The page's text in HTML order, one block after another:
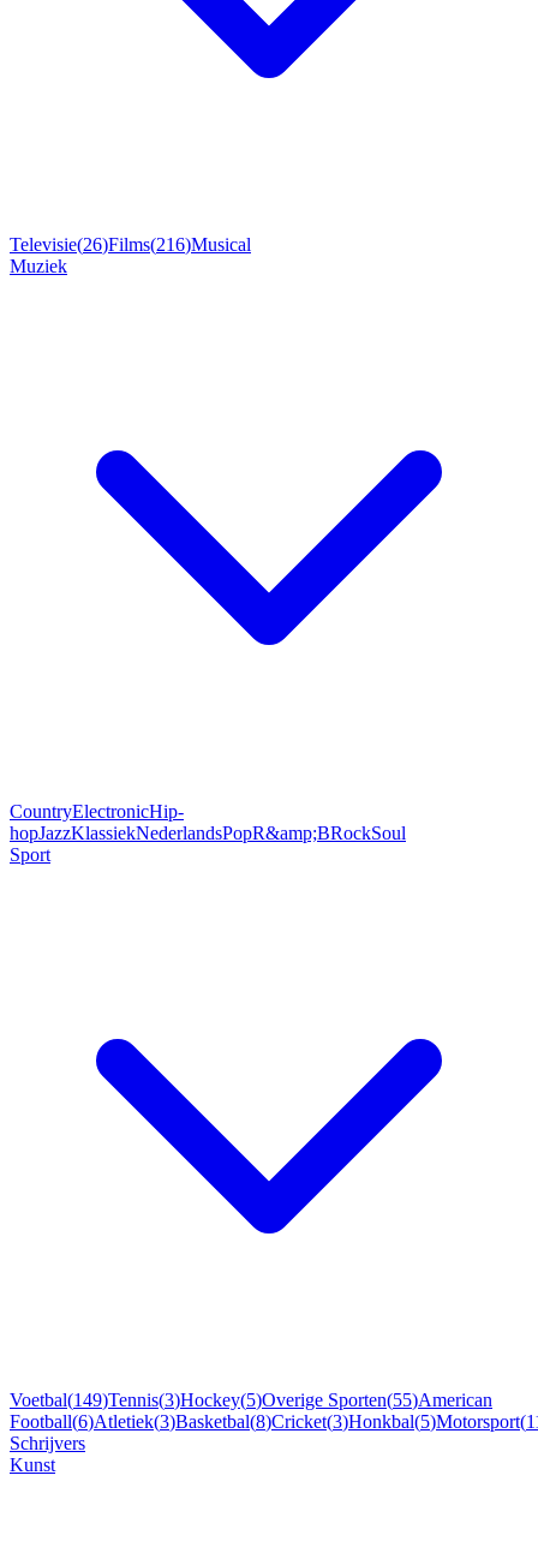
Televisie(26)Films(216)Musical
Muziek
CountryElectronicHip-
hopJazzKlassiekNederlandsPopR&amp;BRockSoul
Sport
Voetbal(149)Tennis(3)Hockey(5)Overige Sporten(55)American
Football(6)Atletiek(3)Basketbal(8)Cricket(3)Honkbal(5)Motorsport(
Schrijvers
Kunst